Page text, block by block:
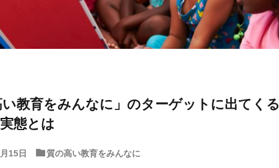
教育をみんなに」のターゲットに出てくる
態とは
15日 質の高い教育をみんなに